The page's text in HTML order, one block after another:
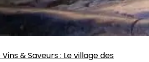
Vins & Saveurs: Le village des